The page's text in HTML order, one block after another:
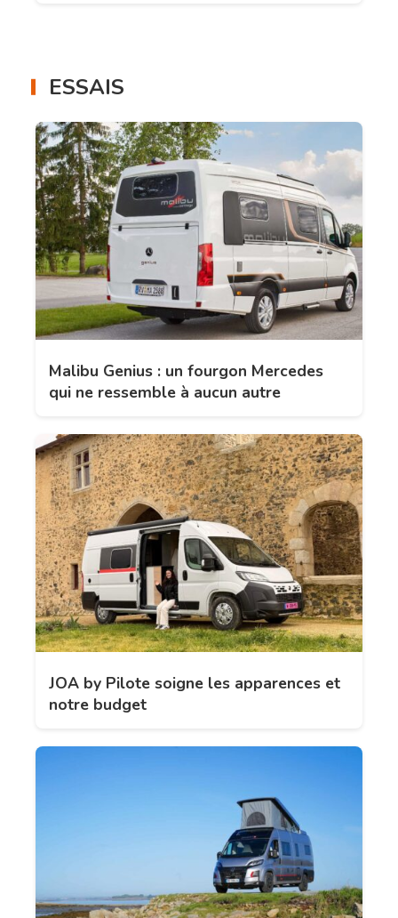
ESSAIS
Malibu Genius : un fourgon Mercedes
qui ne ressemble à aucun autre
JOA by Pilote soigne les apparences et
notre budget